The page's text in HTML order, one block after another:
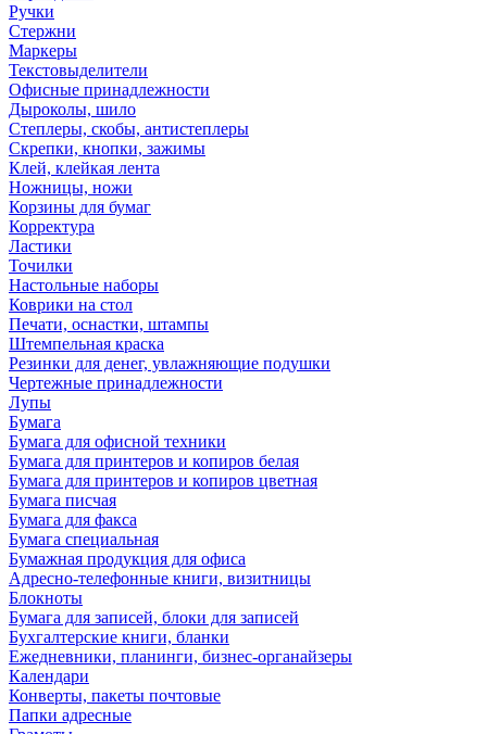
Ручки
Стержни
Маркеры
Текстовыделители
Офисные принадлежности
Дыроколы, шило
Степлеры, скобы, антистеплеры
Скрепки, кнопки, зажимы
Клей, клейкая лента
Ножницы, ножи
Корзины для бумаг
Корректура
Ластики
Точилки
Настольные наборы
Коврики на стол
Печати, оснастки, штампы
Штемпельная краска
Резинки для денег, увлажняющие подушки
Чертежные принадлежности
Лупы
Бумага
Бумага для офисной техники
Бумага для принтеров и копиров белая
Бумага для принтеров и копиров цветная
Бумага писчая
Бумага для факса
Бумага специальная
Бумажная продукция для офиса
Адресно-телефонные книги, визитницы
Блокноты
Бумага для записей, блоки для записей
Бухгалтерские книги, бланки
Ежедневники, планинги, бизнес-органайзеры
Календари
Конверты, пакеты почтовые
Папки адресные